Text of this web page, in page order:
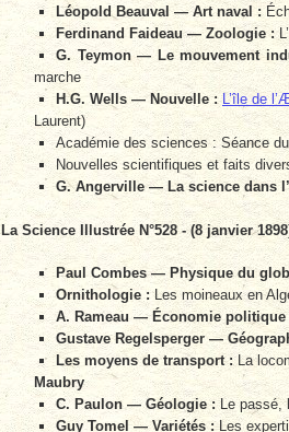
Léopold Beauval — Art naval :
Ferdinand Faideau — Zoologie :
G. Teymon — Le mouvement
marche
H.G. Wells — Nouvelle : L’île de
Laurent)
Académie des sciences : Séance
Nouvelles scientifiques et faits
G. Angerville — La science dans
La Science Illustrée N°528 - (8 janvier 1898
Paul Combes — Physique du
Ornithologie : Les moineaux en
A. Rameau — Économie politique
Gustave Regelsperger —
Les moyens de transport :La
Maubry
C. Paulon — Géologie : Le passé,
Guy Tomel — Variétés :Les